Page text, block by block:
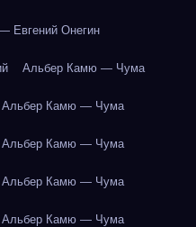
Евгений Онегин
Альбер Камю — Чума
Альбер Камю — Чума
Альбер Камю — Чума
Альбер Камю — Чума
Альбер Камю — Чума